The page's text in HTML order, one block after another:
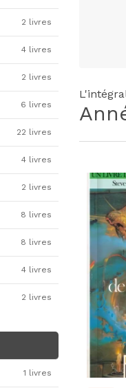
2 livres
4 livres
2 livres
6 livres
22 livres
4 livres
2 livres
8 livres
8 livres
4 livres
2 livres
1 livres